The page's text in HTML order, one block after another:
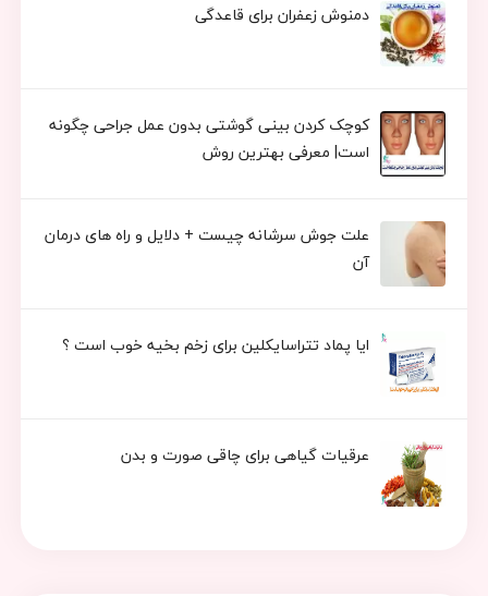
دمنوش زعفران برای قاعدگی
کوچک کردن بینی گوشتی بدون عمل جراحی چگونه
است| معرفی بهترین روش
علت جوش سرشانه چیست + دلایل و راه های درمان
آن
ایا پماد تتراسایکلین برای زخم بخیه خوب است ؟
عرقیات گیاهی برای چاقی صورت و بدن